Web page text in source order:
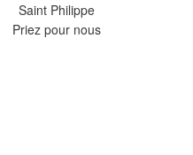
Saint Philippe
Priez pour nous